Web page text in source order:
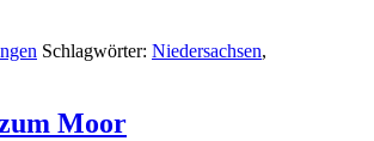
Schlagwörter: Niedersachsen,
Moor